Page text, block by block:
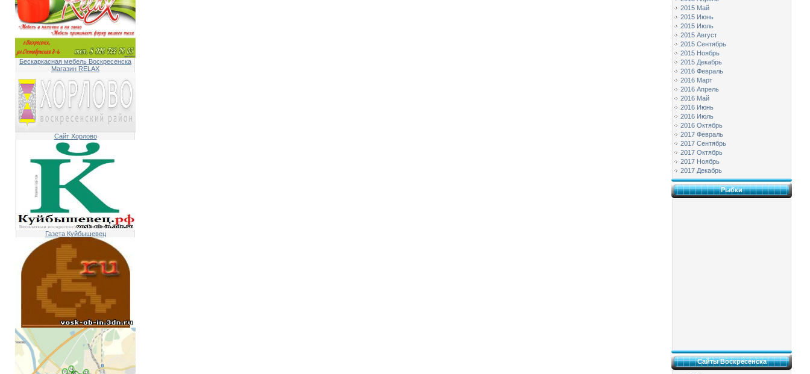
Бескаркасная мебель Воскресенска
Магазин RELAX
Сайт Хорлово
Газета Куйбышевец
2015 Май
2015 Июнь
2015 Июль
2015 Август
2015 Сентябрь
2015 Ноябрь
2015 Декабрь
2016 Февраль
2016 Март
2016 Апрель
2016 Май
2016 Июнь
2016 Июль
2016 Октябрь
2017 Февраль
2017 Сентябрь
2017 Октябрь
2017 Ноябрь
2017 Декабрь
Рыбки
Сайты Воскресенска